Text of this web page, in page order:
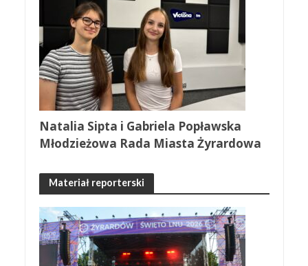
Natalia Sipta i Gabriela Popławska
Młodzieżowa Rada Miasta Żyrardowa
Materiał reporterski